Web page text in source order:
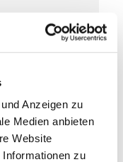
Anzeigen zu
Medien anbieten
Website
zu